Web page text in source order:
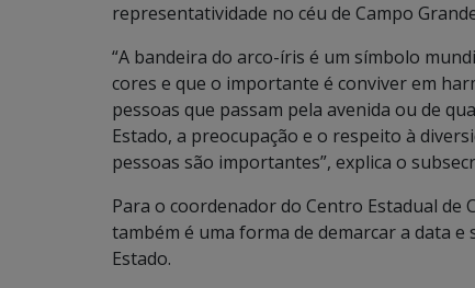
representatividade no céu de Campo
“A bandeira do arco-íris é um símbolo
cores e que o importante é conviver em
pessoas que passam pela avenida ou de
Estado, a preocupação e o respeito à
pessoas são importantes”, explica o
Para o coordenador do Centro Estadual de
também é uma forma de demarcar a data
Estado.